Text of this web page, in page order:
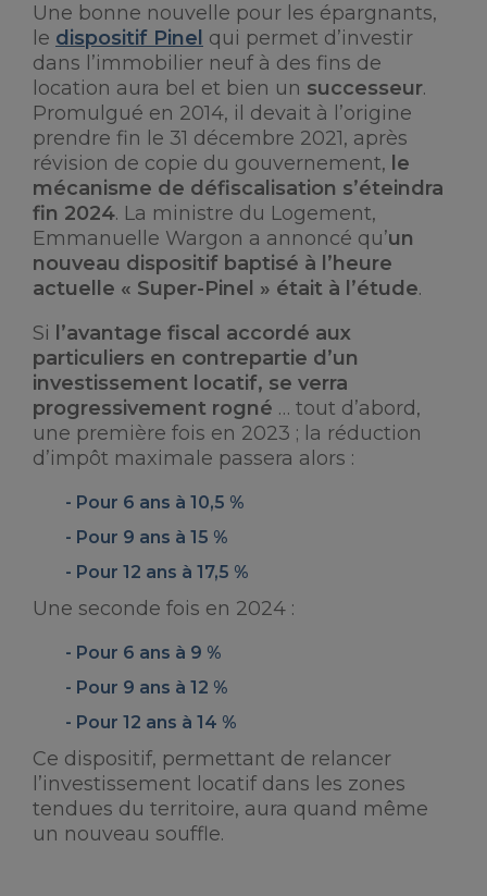
Une bonne nouvelle pour les épargnants,
le dispositif Pinel qui permet d’investir
dans l’immobilier neuf à des fins de
location aura bel et bien un successeur.
Promulgué en 2014, il devait à l’origine
prendre fin le 31 décembre 2021, après
révision de copie du gouvernement, le
mécanisme de défiscalisation s’éteindra
fin 2024. La ministre du Logement,
Emmanuelle Wargon a annoncé qu’un
nouveau dispositif baptisé à l’heure
actuelle « Super-Pinel » était à l’étude.
Si l’avantage fiscal accordé aux
particuliers en contrepartie d’un
investissement locatif, se verra
progressivement rogné … tout d’abord,
une première fois en 2023 ; la réduction
d’impôt maximale passera alors :
Pour 6 ans à 10,5 %
Pour 9 ans à 15 %
Pour 12 ans à 17,5 %
Une seconde fois en 2024 :
Pour 6 ans à 9 %
Pour 9 ans à 12 %
Pour 12 ans à 14 %
Ce dispositif, permettant de relancer
l’investissement locatif dans les zones
tendues du territoire, aura quand même
un nouveau souffle.